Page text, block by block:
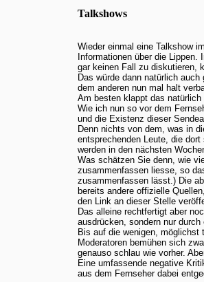
Talkshows
Wieder einmal eine Talkshow
Informationen über die
gar keinen Fall zu diskutieren,
Das würde dann natürlich
dem anderen nun mal halt
Am besten klappt das
Wie ich nun so vor dem
und die Existenz dieser
Denn nichts von dem, was in
entsprechenden Leute, die
werden in den nächsten
Was schätzen Sie denn, wie
zusammenfassen liesse, so
zusammenfassen lässt.) Die
bereits andere offizielle
den Link an dieser Stelle
Das alleine rechtfertigt aber
ausdrücken, sondern nur
Bis auf die wenigen, möglichst
Moderatoren bemühen sich
genauso schlau wie vorher.
Eine umfassende negative
aus dem Fernseher dabei